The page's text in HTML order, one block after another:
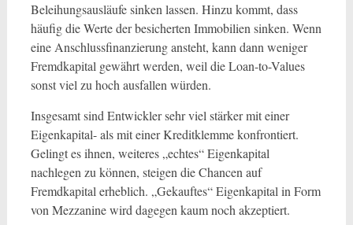
Beleihungsausläufe sinken lassen. Hinzu kommt, dass
häufig die Werte der besicherten Immobilien sinken. Wenn
eine Anschlussfinanzierung ansteht, kann dann weniger
Fremdkapital gewährt werden, weil die Loan-to-Values
sonst viel zu hoch ausfallen würden.
Insgesamt sind Entwickler sehr viel stärker mit einer
Eigenkapital- als mit einer Kreditklemme konfrontiert.
Gelingt es ihnen, weiteres „echtes“ Eigenkapital
nachlegen zu können, steigen die Chancen auf
Fremdkapital erheblich. „Gekauftes“ Eigenkapital in Form
von Mezzanine wird dagegen kaum noch akzeptiert.